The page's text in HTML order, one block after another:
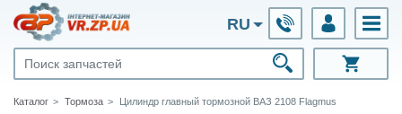
RU
Каталог Тормоза Цилиндр главный тормозной ВАЗ 2108 Flagmus